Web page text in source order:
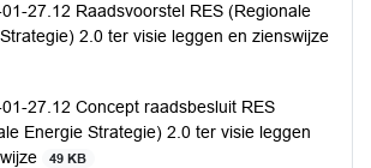
27.12 Raadsvoorstel RES (Regionale
2.0 ter visie leggen en zienswijze
27.12 Concept raadsbesluit RES
Energie Strategie) 2.0 ter visie leggen
49 KB